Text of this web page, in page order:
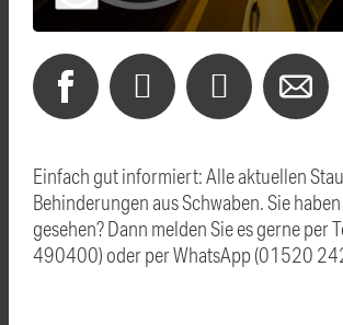
Einfach gut informiert: Alle aktuellen
Behinderungen aus Schwaben. Sie
gesehen? Dann melden Sie es gerne per
490400) oder per WhatsApp (01520